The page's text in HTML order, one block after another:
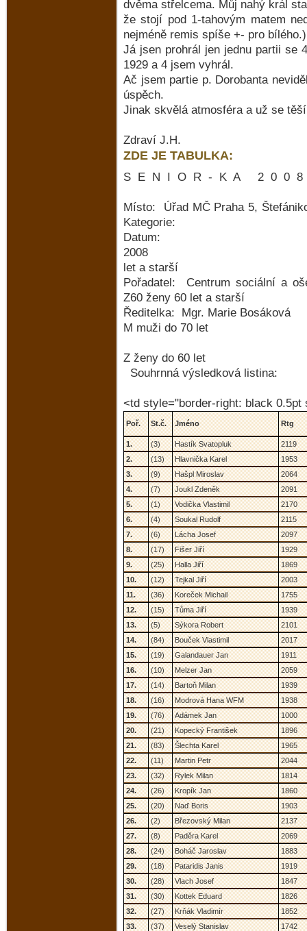
dvěma střelcema. Můj nahý král
že stojí pod 1-tahovým matem
nejméně remis spíše +- pro bílého.)
Já jsen prohrál jen jednu partii se
1929 a 4 jsem vyhrál.
Ač jsem partie p. Dorobanta
úspěch.
Jinak skvělá atmosféra a už se
Zdraví J.H.
ZDE JE TABULKA:
S E N I O R - K A 2 0
Místo: Úřad MČ
Kategorie:
2008
let a starší
Pořadatel: Centrum
Z60 ženy 60 let a starší
Ředitelka:
M muži do 70 let
Z ženy do 60 let
Souhrnná výsledková
<td style="border-right: black 0.5pt
Poř. St.č. Jméno Rtg
1. (3) Hastík Svatopluk
2119
2.
(13) Hlavnička Karel
1953
3.
(9) Hašpl Miroslav
2064
4.
(7) Joukl Zdeněk
2091
5.
(1) Vodička Vlastimil
2170
6.
(4) Soukal Rudolf
2115
7.
(6) Lácha Josef
2097
8.
(17) Fišer Jiří
1929
9.
(25) Halla Jiří
1869
10.
(12) Tejkal Jiří
2003
11.
(36) Koreček Michail
1755
12.
(15) Tůma Jiří
1939
13.
(5) Sýkora Robert
2101
14.
(84) Bouček Vlastimil
2017
15.
(19) Galandauer Jan
1911
16.
(10) Melzer Jan
2059
17.
(14) Bartoň Milan
1939
18.
(16) Modrová Hana WFM
1938
19.
(76) Adámek Jan
1000
20.
(21) Kopecký František
1896
21.
(83) Šlechta Karel
1965
22.
(11) Martin Petr
2044
23.
(32) Rylek Milan
1814
24.
(26) Kropík Jan
1860
25.
(20) Naď Boris
1903
26.
(2) Březovský Milan
2137
27.
(8) Paděra Karel
2069
28.
(24) Boháč Jaroslav
1883
29.
(18) Pataridis Janis
1919
30.
(28) Vlach Josef
1847
31.
(30) Kottek Eduard
1826
32.
(27) Krňák Vladimír
1852
33.
(37) Veselý Stanislav
1742